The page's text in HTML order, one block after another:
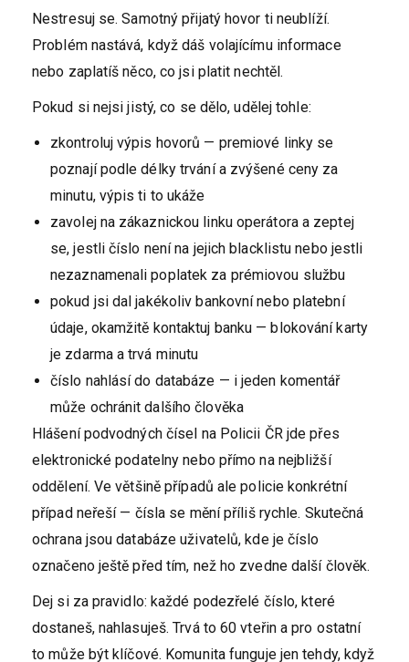
Nestresuj se. Samotný přijatý hovor ti neublíží.
Problém nastává, když dáš volajícímu informace
nebo zaplatíš něco, co jsi platit nechtěl.
Pokud si nejsi jistý, co se dělo, udělej tohle:
zkontroluj výpis hovorů — premiové linky se
poznají podle délky trvání a zvýšené ceny za
minutu, výpis ti to ukáže
zavolej na zákaznickou linku operátora a zeptej
se, jestli číslo není na jejich blacklistu nebo jestli
nezaznamenali poplatek za prémiovou službu
pokud jsi dal jakékoliv bankovní nebo platební
údaje, okamžitě kontaktuj banku — blokování karty
je zdarma a trvá minutu
číslo nahlásí do databáze — i jeden komentář
může ochránit dalšího člověka
Hlášení podvodných čísel na Policii ČR jde přes
elektronické podatelny nebo přímo na nejbližší
oddělení. Ve většině případů ale policie konkrétní
případ neřeší — čísla se mění příliš rychle. Skutečná
ochrana jsou databáze uživatelů, kde je číslo
označeno ještě před tím, než ho zvedne další člověk.
Dej si za pravidlo: každé podezřelé číslo, které
dostaneš, nahlasuješ. Trvá to 60 vteřin a pro ostatní
to může být klíčové. Komunita funguje jen tehdy, když